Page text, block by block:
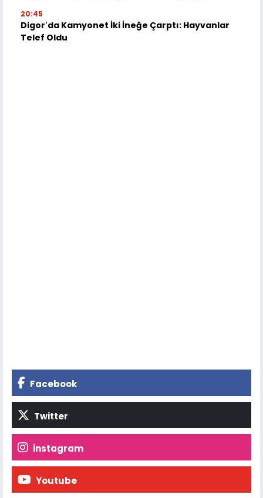
20:45
Digor'da Kamyonet İki İneğe Çarptı: Hayvanlar
Telef Oldu
Facebook
Twitter
İnstagram
Youtube